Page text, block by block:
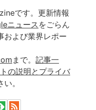
です。更新情報
ニュース をごらん
および業界レポー
まで。 記事一
の説明とプライバ
。